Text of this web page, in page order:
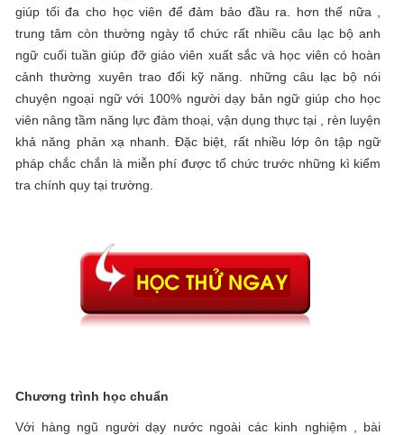
giúp tối đa cho học viên để đảm bảo đầu ra. hơn thế nữa ,
trung tâm còn thường ngày tổ chức rất nhiều câu lạc bộ anh
ngữ cuối tuần giúp đỡ giáo viên xuất sắc và học viên có hoàn
cảnh thường xuyên trao đổi kỹ năng. những câu lạc bộ nói
chuyện ngoại ngữ với 100% người dạy bản ngữ giúp cho học
viên nâng tầm năng lực đàm thoại, vận dụng thực tại , rèn luyện
khả năng phản xạ nhanh. Đặc biệt, rất nhiều lớp ôn tập ngữ
pháp chắc chắn là miễn phí được tổ chức trước những kì kiểm
tra chính quy tại trường.
Chương trình học chuẩn
Với hàng ngũ người dạy nước ngoài các kinh nghiệm , bài